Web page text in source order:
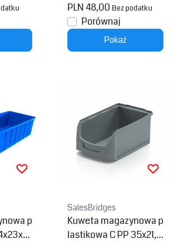
PLN 48,00 Bez podatku
Porównaj
Pokaż
p
SalesBridges
Kuweta magazynowa p
lastikowa C PP 35x21,3